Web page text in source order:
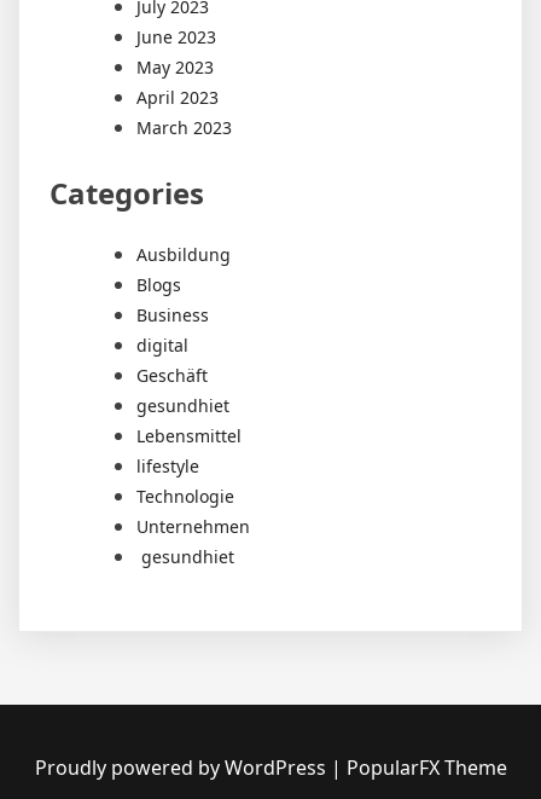
July 2023
June 2023
May 2023
April 2023
March 2023
Categories
Ausbildung
Blogs
Business
digital
Geschäft
gesundhiet
Lebensmittel
lifestyle
Technologie
Unternehmen
gesundhiet
Proudly powered by WordPress | PopularFX Theme